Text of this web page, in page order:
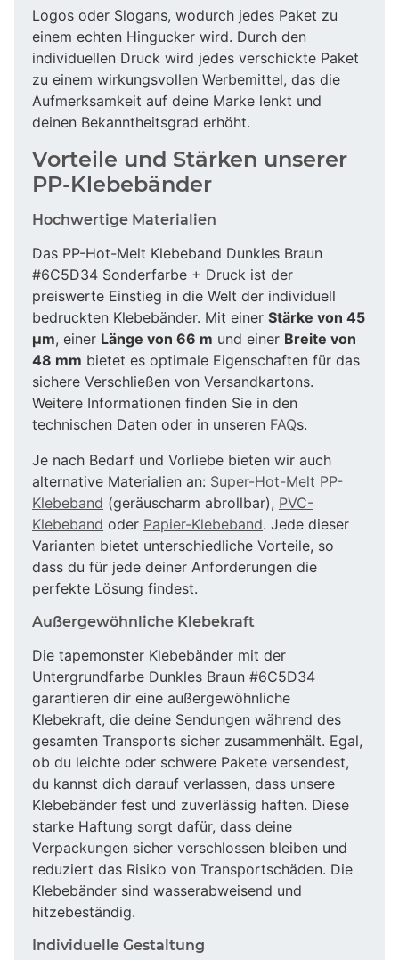
Logos oder Slogans, wodurch jedes Paket zu
einem echten Hingucker wird. Durch den
individuellen Druck wird jedes verschickte Paket
zu einem wirkungsvollen Werbemittel, das die
Aufmerksamkeit auf deine Marke lenkt und
deinen Bekanntheitsgrad erhöht.
Vorteile und Stärken unserer
PP-Klebebänder
Hochwertige Materialien
Das PP-Hot-Melt Klebeband Dunkles Braun
#6C5D34 Sonderfarbe + Druck ist der
preiswerte Einstieg in die Welt der individuell
bedruckten Klebebänder. Mit einer Stärke von 45
µm, einer Länge von 66 m und einer Breite von
48 mm bietet es optimale Eigenschaften für das
sichere Verschließen von Versandkartons.
Weitere Informationen finden Sie in den
technischen Daten oder in unseren FAQs.
Je nach Bedarf und Vorliebe bieten wir auch
alternative Materialien an: Super-Hot-Melt PP-
Klebeband (geräuscharm abrollbar), PVC-
Klebeband oder Papier-Klebeband. Jede dieser
Varianten bietet unterschiedliche Vorteile, so
dass du für jede deiner Anforderungen die
perfekte Lösung findest.
Außergewöhnliche Klebekraft
Die tapemonster Klebebänder mit der
Untergrundfarbe Dunkles Braun #6C5D34
garantieren dir eine außergewöhnliche
Klebekraft, die deine Sendungen während des
gesamten Transports sicher zusammenhält. Egal,
ob du leichte oder schwere Pakete versendest,
du kannst dich darauf verlassen, dass unsere
Klebebänder fest und zuverlässig haften. Diese
starke Haftung sorgt dafür, dass deine
Verpackungen sicher verschlossen bleiben und
reduziert das Risiko von Transportschäden. Die
Klebebänder sind wasserabweisend und
hitzebeständig.
Individuelle Gestaltung